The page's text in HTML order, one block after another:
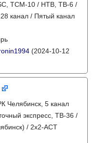
ТСМ-10 / НТВ, ТВ-6 /
канал / Пятый канал
(2024-10-12
Челябинск, 5 канал
экспресс, ТВ-36 /
/ 2х2-АСТ